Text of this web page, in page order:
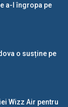
a-l îngropa pe
o susține pe
Wizz Air pentru